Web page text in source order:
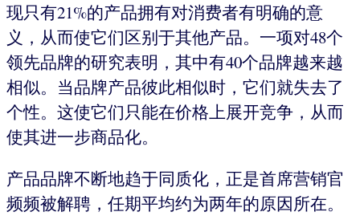
现只有21%的产品拥有对消费者有明确的意
义，从而使它们区别于其他产品。一项对48个
领先品牌的研究表明，其中有40个品牌越来越
相似。当品牌产品彼此相似时，它们就失去了
个性。这使它们只能在价格上展开竞争，从而
使其进一步商品化。
产品品牌不断地趋于同质化，正是首席营销官
频频被解聘，任期平均约为两年的原因所在。